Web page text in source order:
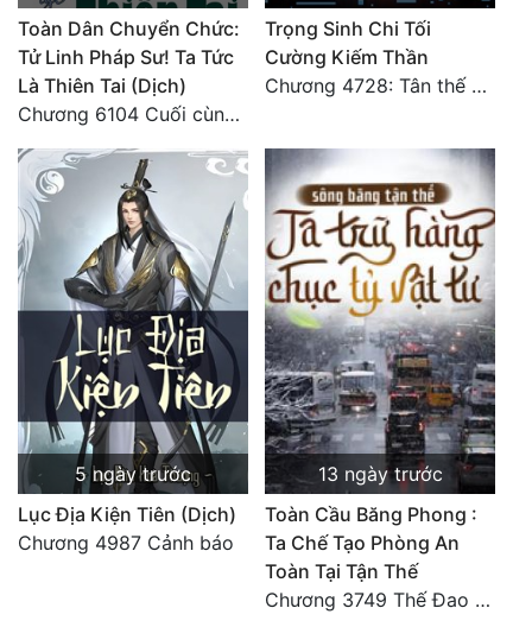
Tu Chân
Tu Tiên
Tội Phạm
Vô Địch
Võ Hiệp
Võng Du
Xuyên Không
Xuyên Nhanh
Xuyên Sách
Xuyên Thư
Đô Thị
Toàn Dân Chuyển Chức:
Tử Linh Pháp Sư! Ta Tức
Là Thiên Tai (Dịch)
Chương 6104 Cuối cùng (HẾT)
Trọng Sinh Chi Tối
Cường Kiếm Thần
Chương 4728: Tân thế giới (đại kết cục) (10)
5 ngày trước
Lục Địa Kiện Tiên (Dịch)
Chương 4987 Cảnh báo
13 ngày trước
Toàn Cầu Băng Phong :
Ta Chế Tạo Phòng An
Toàn Tại Tận Thế
Chương 3749 Thế Đao xuất kích